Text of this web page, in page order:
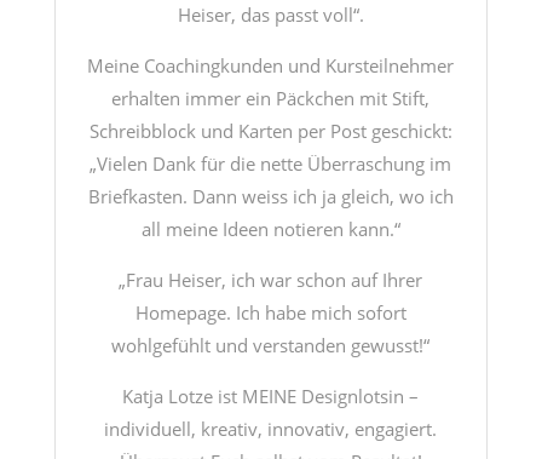
Heiser, das passt voll“.
Meine Coachingkunden und Kursteilnehmer
erhalten immer ein Päckchen mit Stift,
Schreibblock und Karten per Post geschickt:
„Vielen Dank für die nette Überraschung im
Briefkasten. Dann weiss ich ja gleich, wo ich
all meine Ideen notieren kann.“
„Frau Heiser, ich war schon auf Ihrer
Homepage. Ich habe mich sofort
wohlgefühlt und verstanden gewusst!“
Katja Lotze ist MEINE Designlotsin –
individuell, kreativ, innovativ, engagiert.